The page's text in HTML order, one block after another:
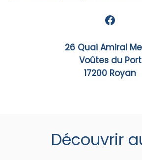
26 Quai Amiral
Voûtes du Port
17200 Royan
Découvrir